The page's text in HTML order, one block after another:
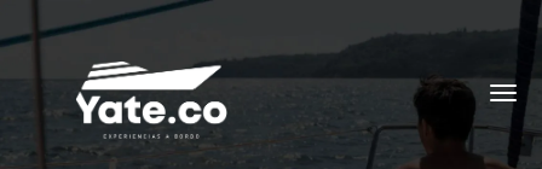
Skip to content